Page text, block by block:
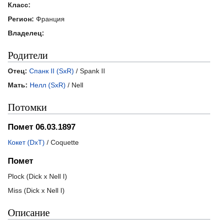
Класс:
Регион: Франция
Владелец:
Родители
Отец: Спанк II (SxR) / Spank II
Мать: Нелл (SxR) / Nell
Потомки
Помет 06.03.1897
Кокет (DxT) / Coquette
Помет
Plock (Dick x Nell I)
Miss (Dick x Nell I)
Описание